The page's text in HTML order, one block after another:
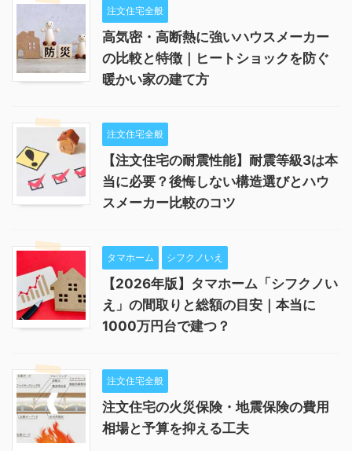
注文住宅全般
高気密・高断熱に強いハウスメーカー
の比較と特徴｜ヒートショックを防ぐ
暖かい家の建て方
注文住宅全般
【注文住宅の耐震性能】耐震等級3は本
当に必要？後悔しない構造選びとハウ
スメーカー比較のコツ
タマホーム シフクノいえ
【2026年版】タマホーム「シフクノい
え」の間取りと総額の目安｜本当に
1000万円台で建つ？
注文住宅全般
注文住宅の火災保険・地震保険の費用
相場と予算を抑える工夫